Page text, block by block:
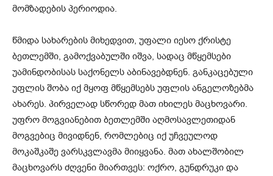
მომზადების პერიოდია.
წმიდა სახარების მიხედვით, უფალი იესო ქრისტე
ბეთლემში, გამოქვაბულში იშვა, სადაც მწყემსები
უამინდობისას საქონელს აბინავებდნენ. განკაცებული
უფლის შობა იქ მყოფ მწყემსებს უფლის ანგელოზებმა
ახარეს. პირველად სწორედ მათ იხილეს მაცხოვარი.
უფრო მოგვიანებით ბეთლემში აღმოსავლეთიდან
მოგვებიც მივიდნენ, რომლებიც იქ უჩვეულოდ
მოკაშკაშე ვარსკვლავმა მიიყვანა. მათ ახალშობილ
მაცხოვარს ძღვენი მიართვეს: ოქრო, გუნდრუკი და